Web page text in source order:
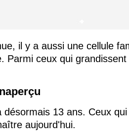
il y a aussi une cellule
Parmi ceux qui
13 ans. Ceux
aujourd'hui.